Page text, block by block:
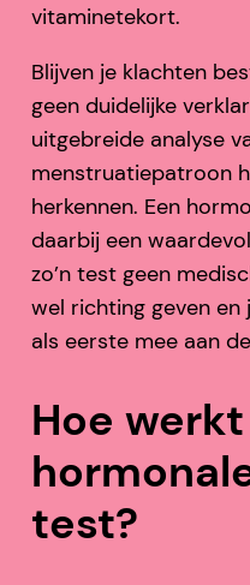
vitaminetekort.
Blijven je klachten
geen duidelijke
uitgebreide analyse
menstruatiepatroon
herkennen. Een
daarbij een
zo’n test geen
wel richting geven en
als eerste mee aan
Hoe
test?